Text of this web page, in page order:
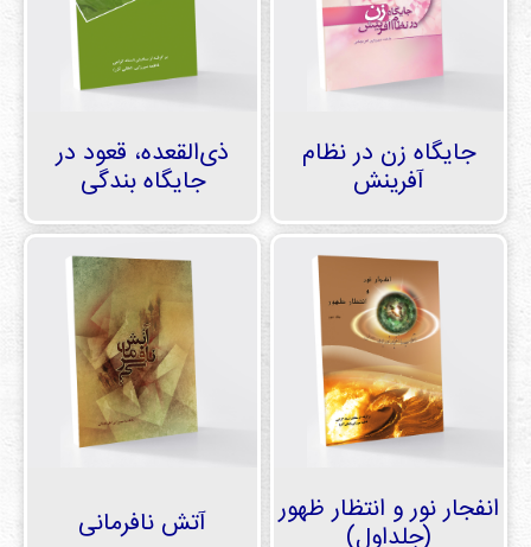
جایگاه زن در نظام
آفرینش
ذی‌القعده، قعود در
جایگاه بندگی
انفجار نور و انتظار ظهور
(جلداول) آتش نافرمانی